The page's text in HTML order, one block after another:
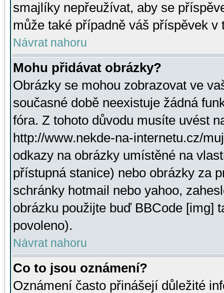
smajlíky nepřeužívat, aby se
může také případně váš příspěvek v
Návrat nahoru
Mohu přidávat obrázky?
Obrázky se mohou zobrazovat ve
současné době neexistuje žádná
fóra. Z tohoto důvodu musíte uvést
http://www.nekde-na-internetu.cz/
odkazy na obrázky umístěné na
přístupná stanice) nebo obrázky za
schránky hotmail nebo yahoo,
obrázku použijte buď BBCode [img]
povoleno).
Návrat nahoru
Co to jsou oznámení?
Oznámení často přinášejí důležité